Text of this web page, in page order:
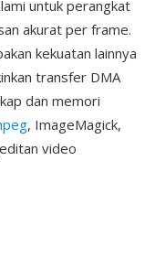
untuk perangkat
akurat per frame.
kekuatan lainnya
transfer DMA
dan memori
, ImageMagick,
video